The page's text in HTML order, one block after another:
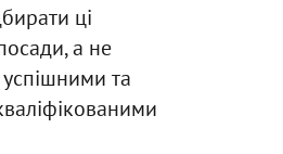
ці
а не
успішними та